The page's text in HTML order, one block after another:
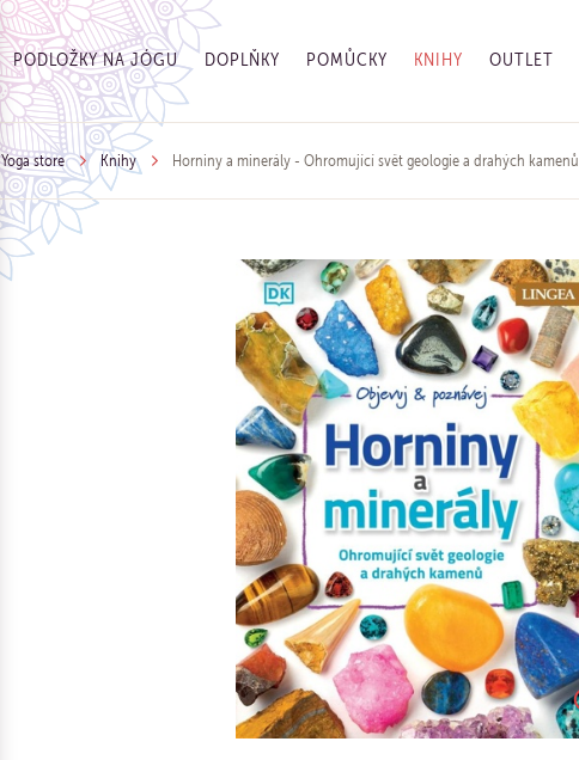
PODLOŽKY NA JÓGU DOPLŇKY POMŮCKY KNIHY OUTLET
Yoga store Knihy Horniny a minerály - Ohromující svět geologie a drahých kamenů